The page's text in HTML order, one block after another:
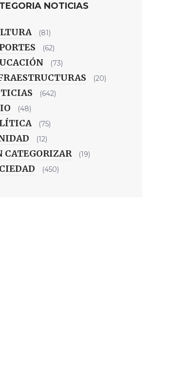
NOTICIAS
(81)
(62)
(73)
(20)
(642)
(48)
(75)
(12)
CATEGORIZAR (19)
(450)